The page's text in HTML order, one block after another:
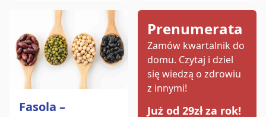
Fasola –
Prenumerata
Zamów kwartalnik do
domu. Czytaj i dziel
się wiedzą o zdrowiu
z innymi!
Już od 29zł za rok!